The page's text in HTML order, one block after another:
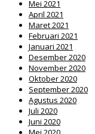
Mei 2021
April 2021
Maret 2021
Februari 2021
Januari 2021
Desember 2020
November 2020
Oktober 2020
September 2020
Agustus 2020
Juli 2020
Juni 2020